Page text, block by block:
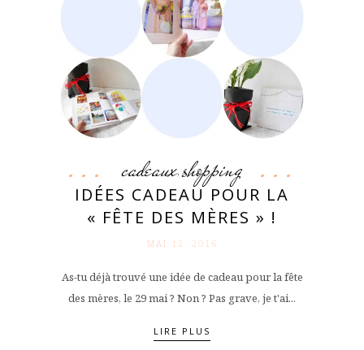
cadeaux, shopping
IDÉES CADEAU POUR LA
« FÊTE DES MÈRES » !
MAI 12. 2016
As-tu déjà trouvé une idée de cadeau pour la fête
des mères, le 29 mai ? Non ? Pas grave, je t'ai...
LIRE PLUS